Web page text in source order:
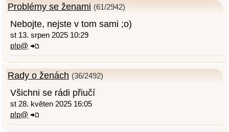
Problémy se ženami (61/2942)
Nebojte, nejste v tom sami ;o)
st 13. srpen 2025 10:29
p!p@
Rady o ženách (36/2492)
Všichni se rádi přiučí
st 28. květen 2025 16:05
p!p@